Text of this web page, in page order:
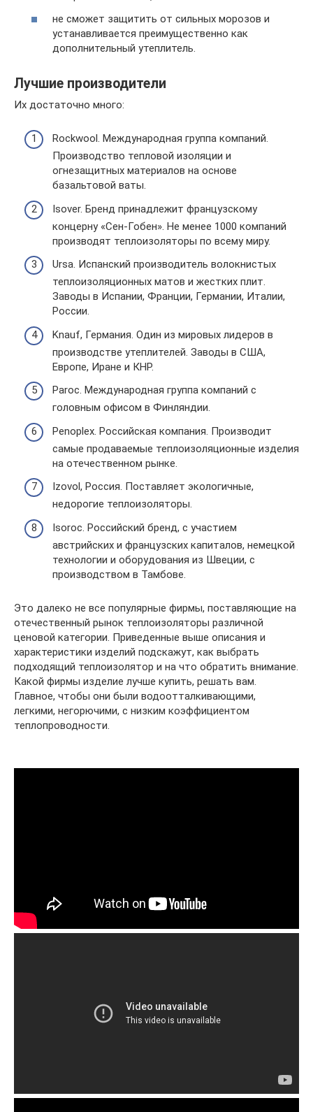
не сможет защитить от сильных морозов и
устанавливается преимущественно как
дополнительный утеплитель.
Лучшие производители
Их достаточно много:
Rockwool. Международная группа компаний.
Производство тепловой изоляции и
огнезащитных материалов на основе
базальтовой ваты.
Isover. Бренд принадлежит французскому
концерну «Сен-Гобен». Не менее 1000 компаний
производят теплоизоляторы по всему миру.
Ursa. Испанский производитель волокнистых
теплоизоляционных матов и жестких плит.
Заводы в Испании, Франции, Германии, Италии,
России.
Knauf, Германия. Один из мировых лидеров в
производстве утеплителей. Заводы в США,
Европе, Иране и КНР.
Paroc. Международная группа компаний с
головным офисом в Финляндии.
Penoplex. Российская компания. Производит
самые продаваемые теплоизоляционные изделия
на отечественном рынке.
Izovol, Россия. Поставляет экологичные,
недорогие теплоизоляторы.
Isoroc. Российский бренд, с участием
австрийских и французских капиталов, немецкой
технологии и оборудования из Швеции, с
производством в Тамбове.
Это далеко не все популярные фирмы, поставляющие на
отечественный рынок теплоизоляторы различной
ценовой категории. Приведенные выше описания и
характеристики изделий подскажут, как выбрать
подходящий теплоизолятор и на что обратить внимание.
Какой фирмы изделие лучше купить, решать вам.
Главное, чтобы они были водоотталкивающими,
легкими, негорючими, с низким коэффициентом
теплопроводности.